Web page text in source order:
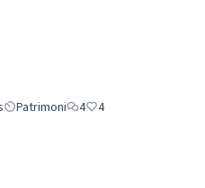
Patrimoni 4
4